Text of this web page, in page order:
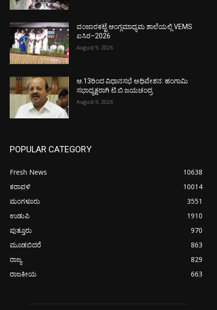
ವಂಜಾರಕಟ್ಟೆ ಆಂಗ್ಲಮಾಧ್ಯಮ ಶಾಲೆಯಲ್ಲಿ VEMS
ಐಸಿರ–2026
August 9, 2026
ಆ.13ರಿಂದ ವಿಧಾನಸಭೆ ಅಧಿವೇಶನ: ಹಂಗಾಮಿ
ಸಭಾಧ್ಯಕ್ಷರಾಗಿ ಟಿ.ಬಿ.ಜಯಚಂದ್ರ
August 9, 2026
POPULAR CATEGORY
Fresh News
10638
ಕರಾವಳಿ
10014
ಮಂಗಳೂರು
3551
ಉಡುಪಿ
1910
ಪುತ್ತೂರು
970
ಮೂಡಬಿದರೆ
863
ರಾಜ್ಯ
829
ರಾಜಕೀಯ
663